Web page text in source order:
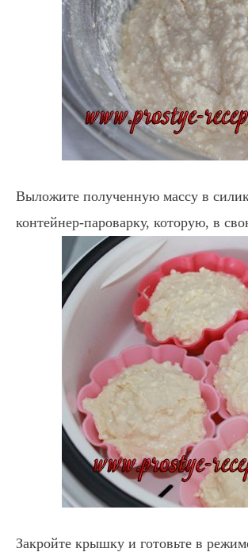
Выложите полученную массу в
контейнер-пароварку, которую, в
Закройте крышку и готовьте в